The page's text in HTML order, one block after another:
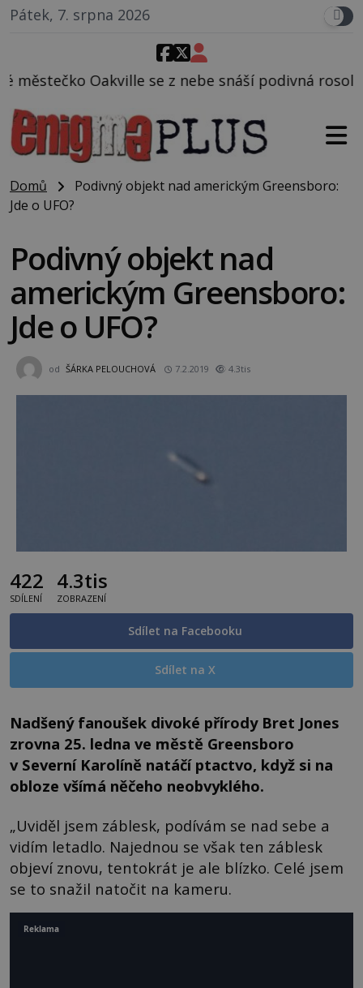
Pátek, 7. srpna 2026
z nebe snáší podivná rosolovitá látka neznámého
Domů
Podivný objekt nad americkým Greensboro:
Jde o UFO?
Podivný objekt nad
americkým Greensboro:
Jde o UFO?
od ŠÁRKA PELOUCHOVÁ 7.2.2019 4.3tis
422
SDÍLENÍ
4.3tis
ZOBRAZENÍ
Sdílet na Facebooku
Sdílet na X
Nadšený fanoušek divoké přírody Bret Jones
zrovna 25. ledna ve městě Greensboro
v Severní Karolíně natáčí ptactvo, když si na
obloze všímá něčeho neobvyklého.
„Uviděl jsem záblesk, podívám se nad sebe a
vidím letadlo. Najednou se však ten záblesk
objeví znovu, tentokrát je ale blízko. Celé jsem
se to snažil natočit na kameru.
Reklama